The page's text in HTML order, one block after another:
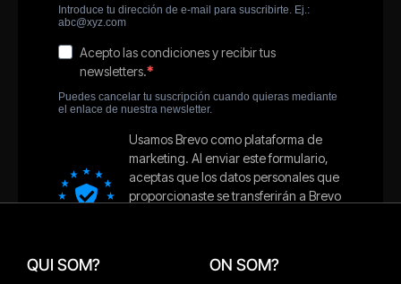
QUI SOM? ON SOM?